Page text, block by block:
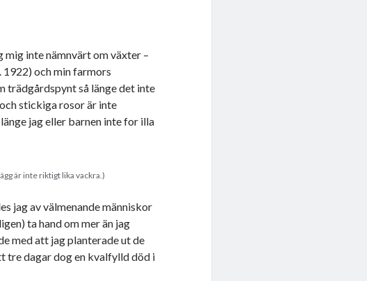
mig inte nämnvärt om växter –
1922) och min farmors
trädgårdspynt så länge det inte
stickiga rosor är inte
jag eller barnen inte for illa
är inte riktigt lika vackra.)
jag av välmenande människor
ta hand om mer än jag
med att jag planterade ut de
tre dagar dog en kvalfylld död i